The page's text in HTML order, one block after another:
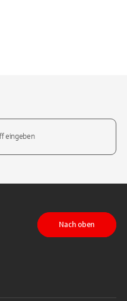
TikTokauf LinkedIn
Nach oben